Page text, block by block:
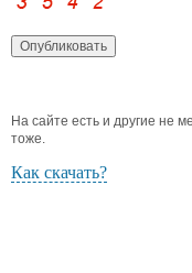
На сайте есть и другие не
тоже.
Как скачать?